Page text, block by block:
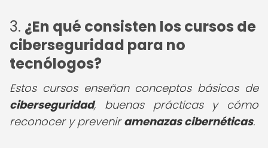
3. ¿En qué consisten los cursos de
ciberseguridad para no
tecnólogos?
Estos cursos enseñan conceptos básicos de
ciberseguridad, buenas prácticas y cómo
reconocer y preveniramenazas cibernéticas.